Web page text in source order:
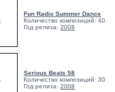
Fun Radio Summer Dance
Количество композиций: 40
Год релиза: 2008
Serious Beats 58
Количество композиций: 30
Год релиза: 2008